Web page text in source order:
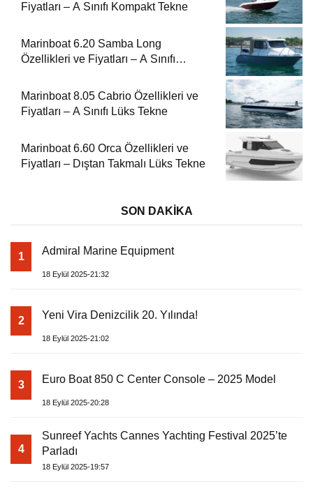
Fiyatları – A Sınıfı Kompakt Tekne
Marinboat 6.20 Samba Long
Özellikleri ve Fiyatları – A Sınıfı
Marinboat 8.05 Cabrio Özellikleri ve
Fiyatları – A Sınıfı Lüks Tekne
Marinboat 6.60 Orca Özellikleri ve
Fiyatları – Dıştan Takmalı Lüks Tekne
SON DAKİKA
1 Admiral Marine Equipment
18 Eylül 2025-21:32
2 Yeni Vira Denizcilik 20. Yılında!
18 Eylül 2025-21:02
3 Euro Boat 850 C Center Console – 2025 Model
18 Eylül 2025-20:28
4
Sunreef Yachts Cannes Yachting Festival 2025’te
Parladı
18 Eylül 2025-19:57